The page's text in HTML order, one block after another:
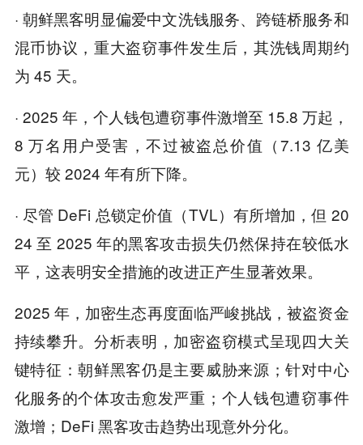
· 朝鲜黑客明显偏爱中文洗钱服务、跨链桥服务和
混币协议，重大盗窃事件发生后，其洗钱周期约
为 45 天。
· 2025 年，个人钱包遭窃事件激增至 15.8 万起，
8 万名用户受害，不过被盗总价值（7.13 亿美
元）较 2024 年有所下降。
· 尽管 DeFi 总锁定价值（TVL）有所增加，但 20
24 至 2025 年的黑客攻击损失仍然保持在较低水
平，这表明安全措施的改进正产生显著效果。
2025 年，加密生态再度面临严峻挑战，被盗资金
持续攀升。分析表明，加密盗窃模式呈现四大关
键特征：朝鲜黑客仍是主要威胁来源；针对中心
化服务的个体攻击愈发严重；个人钱包遭窃事件
激增；DeFi 黑客攻击趋势出现意外分化。